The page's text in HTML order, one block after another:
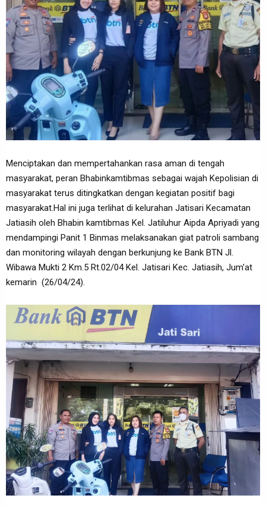
Menciptakan dan mempertahankan rasa aman di tengah
masyarakat, peran Bhabinkamtibmas sebagai wajah Kepolisian di
masyarakat terus ditingkatkan dengan kegiatan positif bagi
masyarakat.Hal ini juga terlihat di kelurahan Jatisari Kecamatan
Jatiasih oleh Bhabin kamtibmas Kel. Jatiluhur Aipda Apriyadi yang
mendampingi Panit 1 Binmas melaksanakan giat patroli sambang
dan monitoring wilayah dengan berkunjung ke Bank BTN Jl.
Wibawa Mukti 2 Km.5 Rt.02/04 Kel. Jatisari Kec. Jatiasih, Jum'at
kemarin (26/04/24).